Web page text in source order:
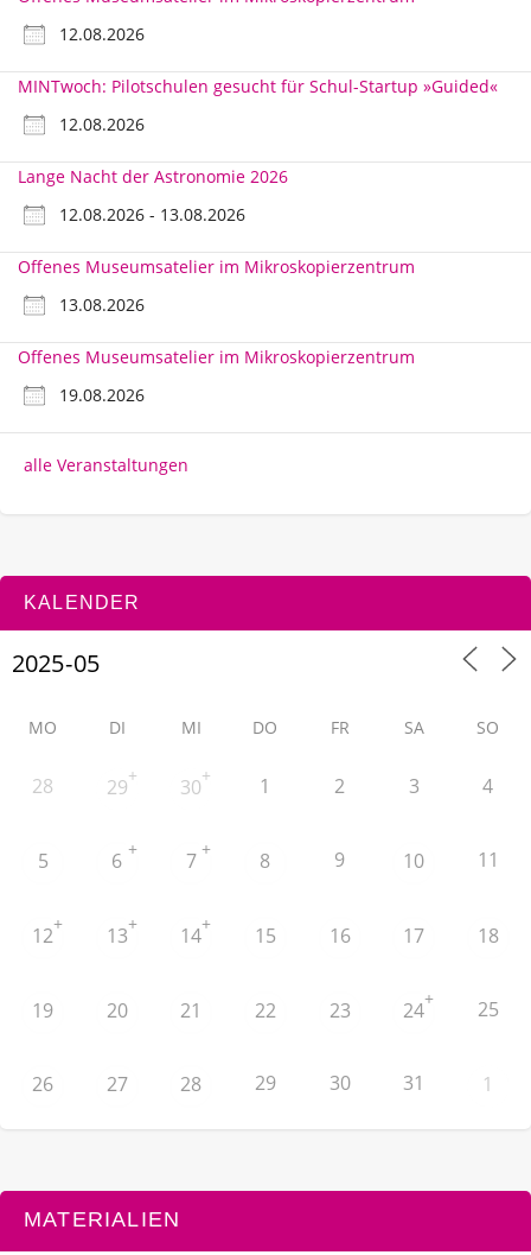
12.08.2026
MINTwoch: Pilotschulen gesucht für Schul-Startup »Guided«
12.08.2026
Lange Nacht der Astronomie 2026
12.08.2026 - 13.08.2026
Offenes Museumsatelier im Mikroskopierzentrum
13.08.2026
Offenes Museumsatelier im Mikroskopierzentrum
19.08.2026
alle Veranstaltungen
KALENDER
MO DI MI DO FR SA SO
28 29+ 30+ 1 2 3 4
5 6 + 7 + 8 9 10 11
12+ 13+ 14+ 15 16 17 18
19 20 21 22 23 24+ 25
26 27 28 29 30 31 1
MATERIALIEN